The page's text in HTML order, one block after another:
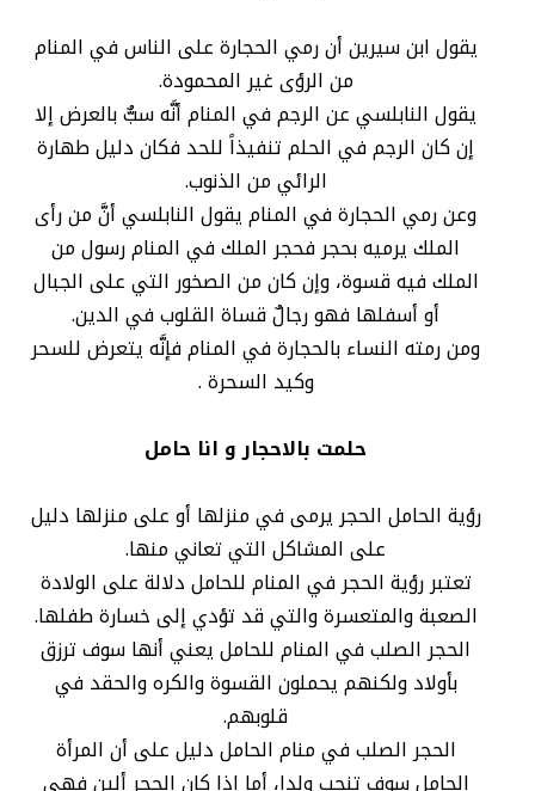
يقول ابن سيرين أن رمي الحجارة على الناس في المنام
من الرؤى غير المحمودة.
يقول النابلسي عن الرجم في المنام أنَّه سبٌّ بالعرض إلا
إن كان الرجم في الحلم تنفيذاً للحد فكان دليل طهارة
الرائي من الذنوب.
وعن رمي الحجارة في المنام يقول النابلسي أنَّ من رأى
الملك يرميه بحجر فحجر الملك في المنام رسول من
الملك فيه قسوة، وإن كان من الصخور التي على الجبال
أو أسفلها فهو رجالٌ قساة القلوب في الدين.
ومن رمته النساء بالحجارة في المنام فإنَّه يتعرض للسحر
وكيد السحرة .
حلمت بالاحجار و انا حامل
رؤية الحامل الحجر يرمى في منزلها أو على منزلها دليل
على المشاكل التي تعاني منها.
تعتبر رؤية الحجر في المنام للحامل دلالة على الولادة
الصعبة والمتعسرة والتي قد تؤدي إلى خسارة طفلها.
الحجر الصلب في المنام للحامل يعني أنها سوف ترزق
بأولاد ولكنهم يحملون القسوة والكره والحقد في
قلوبهم.
الحجر الصلب في منام الحامل دليل على أن المرأة
الحامل سوف تنجب ولدا، أما إذا كان الحجر ألين فهي